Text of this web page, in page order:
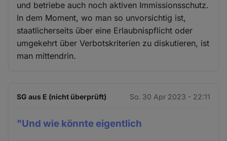
und betriebe auch noch aktiven Immissionsschutz.
In dem Moment, wo man so unvorsichtig ist,
staatlicherseits über eine Erlaubnispflicht oder
umgekehrt über Verbotskriterien zu diskutieren, ist
man mittendrin.
SG aus E (nicht überprüft) So. 30 Apr 2023 - 22:11
"Und wie könnte eigentlich